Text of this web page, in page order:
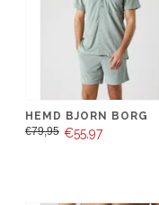
HEMD BJORN BORG
€79,95 €55,97